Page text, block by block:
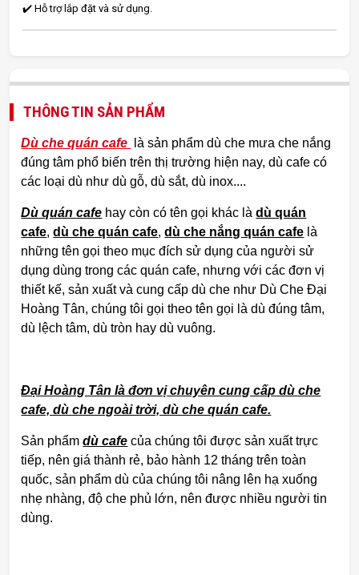
✔️ Hỗ trợ lắp đặt và sử dụng.
THÔNG TIN SẢN PHẨM
Dù che quán cafe
là sản phẩm dù che mưa che nắng
đúng tâm phổ biến trên thị trường hiện nay, dù cafe có
các loại dù như dù gỗ, dù sắt, dù inox....
Dù quán cafe hay còn có tên gọi khác làdù quán
cafe,dù che quán cafe,dù che nắng quán cafe là
những tên gọi theo mục đích sử dụng của người sử
dụng dùng trong các quán cafe, nhưng với các đơn vị
thiết kế, sản xuất và cung cấp dù che như Dù Che Đại
Hoàng Tân, chúng tôi gọi theo tên gọi là dù đúng tâm,
dù lệch tâm, dù tròn hay dù vuông.
Đại Hoàng Tân là đơn vị chuyên cung cấp dù che
cafe, dù che ngoài trời, dù che quán cafe.
Sản phẩmdù cafe của chúng tôi được sản xuất trực
tiếp, nên giá thành rẻ, bảo hành 12 tháng trên toàn
quốc, sản phẩm dù của chúng tôi nâng lên hạ xuống
nhẹ nhàng, độ che phủ lớn, nên được nhiều người tin
dùng.